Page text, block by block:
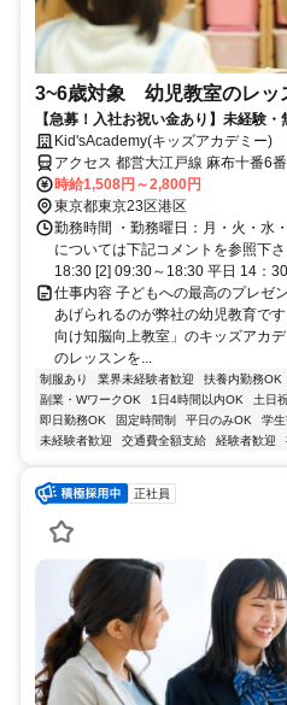
3~6歳対象 幼児教室のレッ
【急募！入社お祝い金あり】未経験
スメの幼児教育スタッフ！
Kid'sAcademy(キッズアカデミー)
アクセス 都営大江戸線 麻布十番6
麻布十番6番口徒歩約1分、東京メ
分
時給1,508円～2,800円
東京都東京23区港区
勤務時間 ・勤務曜日：月・火・水
については下記コメントを参照下
18:30 [2] 09:30～18:30 平日 14：
仕事内容 子どもへの最高のプレゼ
あげられるのが弊社の幼児教育で
向け知脳向上教室」のキッズアカ
のレッスンを...
制服あり 業界未経験者歓迎 扶養内勤務OK
副業・WワークOK
1日4時間以内OK 土日
即日勤務OK
固定時間制 平日のみOK 学
未経験者歓迎
交通費全額支給 経験者歓迎
正社員